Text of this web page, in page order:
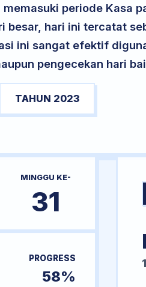
periode Kasa
besar, hari ini tercatat
ini sangat efektif
pengecekan hari
TAHUN 2023
MINGGU KE-
31
PROGRESS
58%